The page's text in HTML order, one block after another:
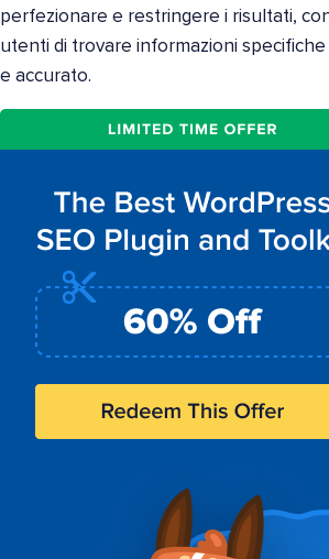
perfezionare e restringere i risultati,
utenti di trovare informazioni specifiche
e accurato.